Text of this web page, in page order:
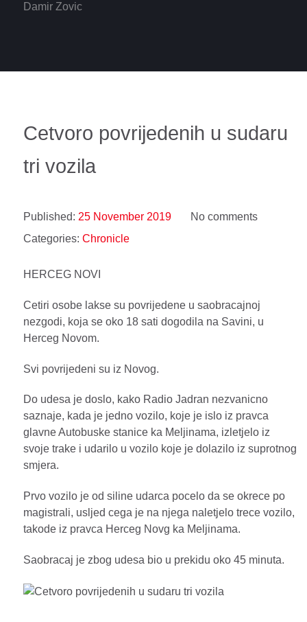
Damir Zovic
Cetvoro povrijedenih u sudaru
tri vozila
Published: 25 November 2019
No comments
Categories: Chronicle
HERCEG NOVI
Cetiri osobe lakse su povrijedene u saobracajnoj
nezgodi, koja se oko 18 sati dogodila na Savini, u
Herceg Novom.
Svi povrijedeni su iz Novog.
Do udesa je doslo, kako Radio Jadran nezvanicno
saznaje, kada je jedno vozilo, koje je islo iz pravca
glavne Autobuske stanice ka Meljinama, izletjelo iz
svoje trake i udarilo u vozilo koje je dolazilo iz suprotnog
smjera.
Prvo vozilo je od siline udarca pocelo da se okrece po
magistrali, usljed cega je na njega naletjelo trece vozilo,
takode iz pravca Herceg Novg ka Meljinama.
Saobracaj je zbog udesa bio u prekidu oko 45 minuta.